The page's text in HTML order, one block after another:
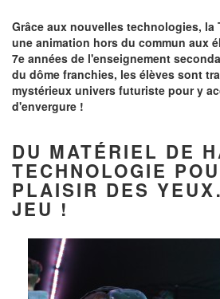
Grâce aux nouvelles technologies, la
une animation hors du commun aux
7e années de l'enseignement
du dôme franchies, les élèves sont
mystérieux univers futuriste pour y
d'envergure !
DU MATÉRIEL DE
TECHNOLOGIE
PLAISIR DES
JEU !